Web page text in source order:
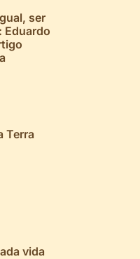
ser
Eduardo
Terra
vida